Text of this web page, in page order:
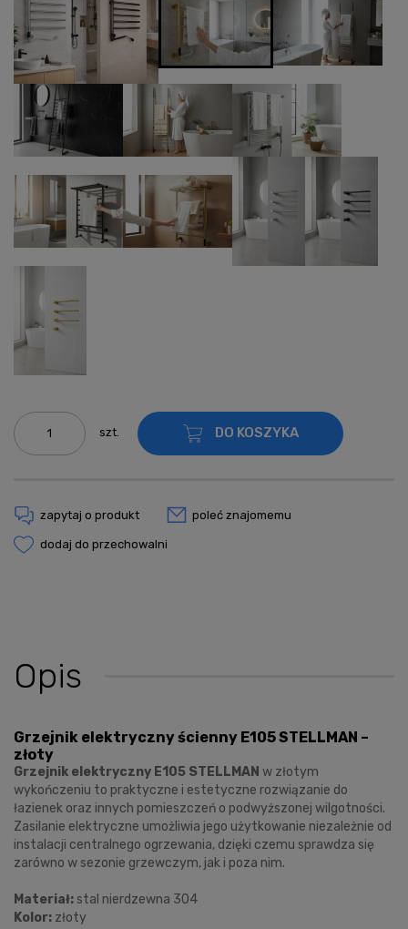
szt. DO KOSZYKA
zapytaj o produkt poleć znajomemu
dodaj do przechowalni
Opis
Grzejnik elektryczny ścienny E105 STELLMAN –
złoty
Grzejnik elektryczny E105 STELLMAN w złotym
wykończeniu to praktyczne i estetyczne rozwiązanie do
łazienek oraz innych pomieszczeń o podwyższonej wilgotności.
Zasilanie elektryczne umożliwia jego użytkowanie niezależnie od
instalacji centralnego ogrzewania, dzięki czemu sprawdza się
zarówno w sezonie grzewczym, jak i poza nim.
Materiał: stal nierdzewna 304
Kolor: złoty